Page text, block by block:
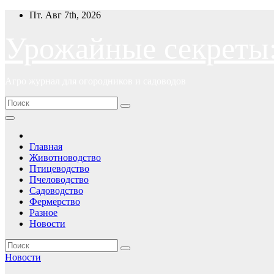
ПерейтиПт. Авг 7th, 2026
Главная
Животноводство
Птицеводство
Пчеловодство
Садоводство
Фермерство
Разное
Новости
Новости